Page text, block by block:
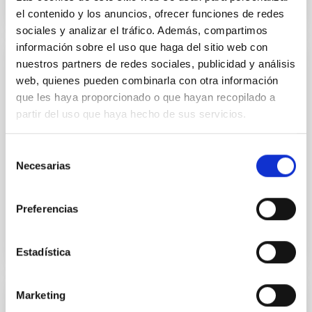
el contenido y los anuncios, ofrecer funciones de redes
sociales y analizar el tráfico. Además, compartimos
información sobre el uso que haga del sitio web con
nuestros partners de redes sociales, publicidad y análisis
web, quienes pueden combinarla con otra información
que les haya proporcionado o que hayan recopilado a
partir del uso que haya hecho de sus servicios.
Necesarias
Preferencias
Estadística
Marketing
JOB
Convocatoria específica 2ª fase IACTEC
Relación de Candidaturas 2019 (PS-2019-
033)
Resolución del Director del Instituto de Astrofísica de
Canarias (IAC), por la que se convoca proceso